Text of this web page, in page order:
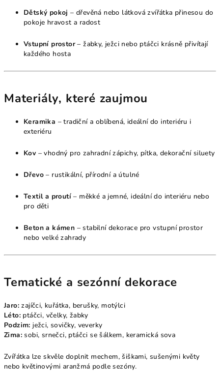
Dětský pokoj – dřevěná nebo látková zvířátka přinesou do
pokoje hravost a radost
Vstupní prostor– žabky, ježci nebo ptáčci krásně přivítají
každého hosta
Materiály, které zaujmou
Keramika – tradiční a oblíbená, ideální do interiéru i
exteriéru
Kov – vhodný pro zahradní zápichy, pítka, dekorační siluety
Dřevo – rustikální, přírodní a útulné
Textil a proutí – měkké a jemné, ideální do interiéru nebo
pro děti
Beton a kámen – stabilní dekorace pro vstupní prostor
nebo velké zahrady
Tematické a sezónní dekorace
Jaro: zajíčci, kuřátka, berušky, motýlci
Léto: ptáčci, včelky, žabky
Podzim: ježci, sovičky, veverky
Zima: sobi, srnečci, ptáčci se šálkem, keramická sova
Zvířátka lze skvěle doplnit mechem, šiškami, sušenými květy
nebo květinovými aranžmá podle sezóny.